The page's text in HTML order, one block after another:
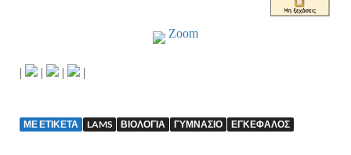
Zoom
| | | |
ΜΕ ΕΤΙΚΈΤΑ LAMS ΒΙΟΛΟΓΊΑ ΓΥΜΝΆΣΙΟ ΕΓΚΈΦΑΛΟΣ